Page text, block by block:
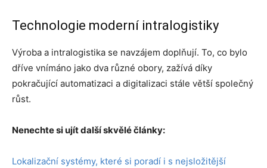
Technologie moderní intralogistiky
Výroba a intralogistika se navzájem doplňují. To, co bylo
dříve vnímáno jako dva různé obory, zažívá díky
pokračující automatizaci a digitalizaci stále větší společný
růst.
Nenechte si ujít další skvělé články:
Lokalizační systémy, které si poradí i s nejsložitější